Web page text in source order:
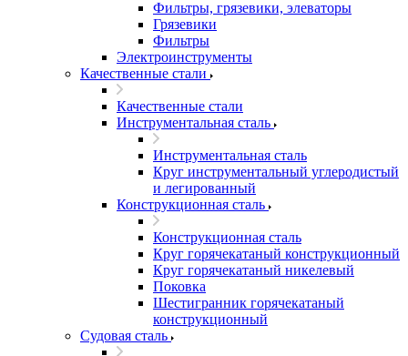
Фильтры, грязевики, элеваторы
Грязевики
Фильтры
Электроинструменты
Качественные стали
Качественные стали
Инструментальная сталь
Инструментальная сталь
Круг инструментальный углеродистый
и легированный
Конструкционная сталь
Конструкционная сталь
Круг горячекатаный конструкционный
Круг горячекатаный никелевый
Поковка
Шестигранник горячекатаный
конструкционный
Судовая сталь